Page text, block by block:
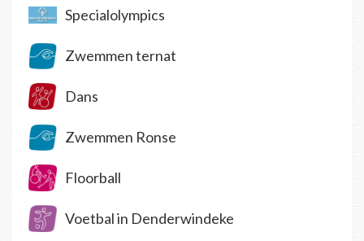
Specialolympics
Zwemmen ternat
Dans
Zwemmen Ronse
Floorball
Voetbal in Denderwindeke